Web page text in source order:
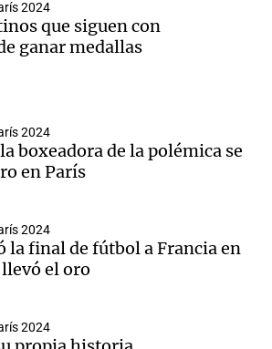
2024
que siguen con
ganar medallas
2024
boxeadora de la polémica se
en París
2024
la final de fútbol a Francia en
el oro
2024